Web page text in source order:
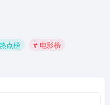
点榜
# 电影榜